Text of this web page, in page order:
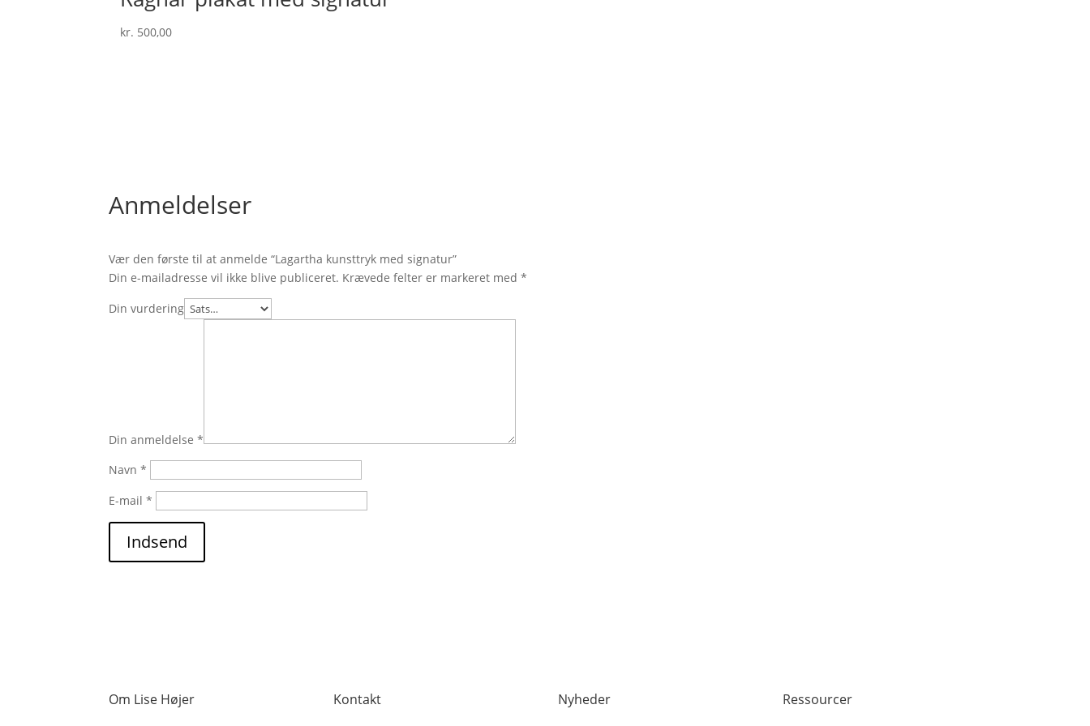
kr. 500,00
Anmeldelser
Vær den første til at anmelde “Lagartha kunsttryk med signatur”
Din e-mailadresse vil ikke blive publiceret. Krævede felter er markeret med*
Din vurdering
Din anmeldelse*
Navn*
E-mail*
Indsend
Om Lise Højer Kontakt Nyheder Ressourcer